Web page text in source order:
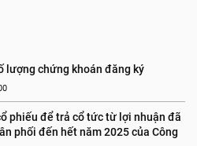
lượng chứng khoán đăng ký
phiếu để trả cổ tức từ lợi nhuận đã
phối đến hết năm 2025 của Công